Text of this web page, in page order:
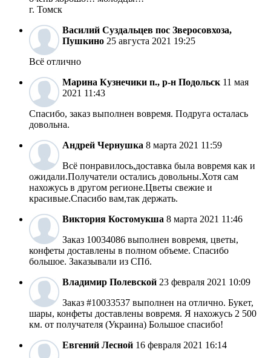
г. Томск
Василий Суздальцев пос Зверосовхоза,
Пушкино 25 августа 2021 19:25
Всё отлично
Марина Кузнечики п., р-н Подольск 11 мая
2021 11:43
Спасибо, заказ выполнен вовремя. Подруга осталась
довольна.
Андрей Чернушка 8 марта 2021 11:59
Всё понравилось,доставка была вовремя как и
ожидали.Получатели остались довольны.Хотя сам
нахожусь в другом регионе.Цветы свежие и
красивые.Спасибо вам,так держать.
Виктория Костомукша 8 марта 2021 11:46
Заказ 10034086 выполнен вовремя, цветы,
конфеты доставлены в полном объеме. Спасибо
большое. Заказывали из СПб.
Владимир Полевской 23 февраля 2021 10:09
Заказ #10033537 выполнен на отлично. Букет,
шары, конфеты доставлены вовремя. Я нахожусь 2 500
км. от получателя (Украина) Большое спасибо!
Евгений Лесной 16 февраля 2021 16:14